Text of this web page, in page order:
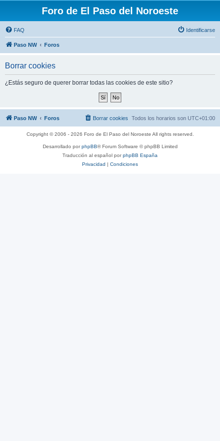
Foro de El Paso del Noroeste
FAQ Identificarse
Paso NW Foros
Borrar cookies
¿Estás seguro de querer borrar todas las cookies de este sitio?
Paso NW Foros Todos los horarios son UTC+01:00
Borrar cookies
Copyright © 2006 - 2026 Foro de El Paso del Noroeste All rights reserved.
Desarrollado porphpBB® Forum Software © phpBB Limited
Traducción al español porphpBB España
Privacidad | Condiciones